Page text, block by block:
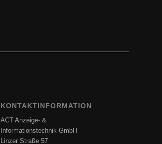
KONTAKTINFORMATION
ACT Anzeige- &
Informationstechnik GmbH
Linzer Straße 57